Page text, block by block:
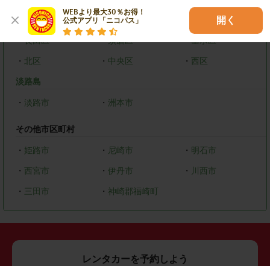
WEBより最大30％お得！
公式アプリ「ニコパス」
開く
・ 東灘区 ・灘区
・長田区 ・須磨区 ・垂水区
・ 北区 ・ 中央区 ・ 西区
淡路島
・ 淡路市 ・ 洲本市
その他市区町村
・ 姫路市 ・ 尼崎市 ・ 明石市
・ 西宮市 ・ 伊丹市 ・ 川西市
・ 三田市 ・ 神崎郡福崎町
レンタカーを予約しよう